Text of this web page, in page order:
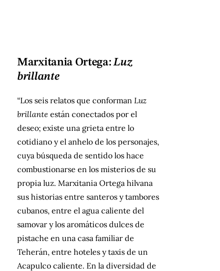
Marxitania Ortega:Luz
brillante
“Los seis relatos que conforman Luz
brillante están conectados por el
deseo; existe una grieta entre lo
cotidiano y el anhelo de los personajes,
cuya búsqueda de sentido los hace
combustionarse en los misterios de su
propia luz. Marxitania Ortega hilvana
sus historias entre santeros y tambores
cubanos, entre el agua caliente del
samovar y los aromáticos dulces de
pistache en una casa familiar de
Teherán, entre hoteles y taxis de un
Acapulco caliente. En la diversidad de